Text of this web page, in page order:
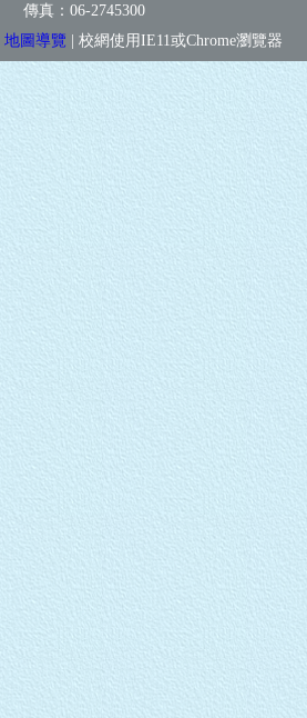
傳真： 06-2745300
地圖導覽 | 校網使用IE11或Chrome瀏覽器